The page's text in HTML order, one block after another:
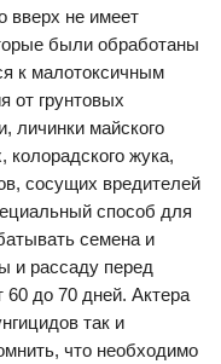
вверх не имеет
были обработаны
к малотоксичным
от грунтовых
личинки майского
колорадского жука,
сосущих вредителей
способ для
семена и
и рассаду перед
60 до 70 дней. Актера
так и
что необходимо